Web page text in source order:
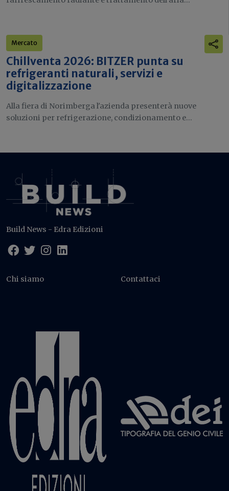
Mercato
Chillventa 2026: BITZER punta su
refrigeranti naturali, servizi e
digitalizzazione
Alla fiera di Norimberga l'azienda presenterà nuove
soluzioni per refrigerazione, condizionamento e...
Build News - Edra Edizioni
Chi siamo Contattaci